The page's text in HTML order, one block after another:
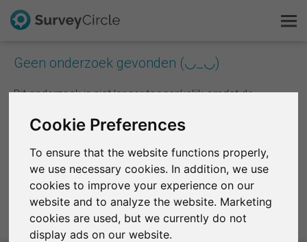
Cookie Preferences
To ensure that the website functions properly,
we use necessary cookies. In addition, we use
cookies to improve your experience on our
website and to analyze the website. Marketing
cookies are used, but we currently do not
display ads on our website.
Geen onderzoek gevonden (◡_◡)
Dit onderzoek is niet langer toegankelijk omdat de
Naar Survey Ranking
FAQ
Gratis registreren